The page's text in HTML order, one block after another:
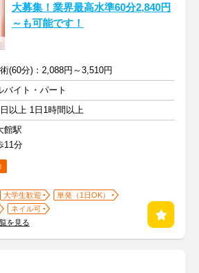
大募集！業界最高水準60分2,840円
～も可能です！
(60分)：2,088円～3,510円
バイト・パート
以上 1日1時間以上
館駅
11分
大学生歓迎
単発（1日OK）
ネイル可
を見る